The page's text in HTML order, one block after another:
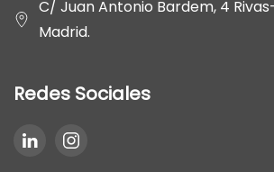
C/ Juan Antonio Bardem, 4
Madrid.
Redes Sociales